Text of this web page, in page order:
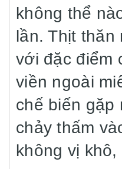
không thể
lần. Thịt thăn
với đặc điểm
viền ngoài
chế biến gặp
chảy thấm
không vị